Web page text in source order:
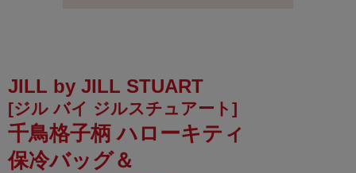
JILL by JILL STUART
[ジル バイ ジルスチュアート]
千鳥格子柄 ハローキティ
保冷バッグ＆